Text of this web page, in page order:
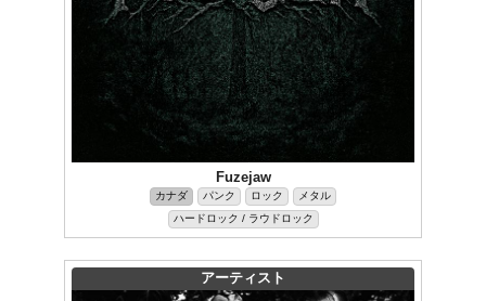
Fuzejaw
カナダ パンク ロック
メタル
ハードロック / ラウドロック
アーティスト